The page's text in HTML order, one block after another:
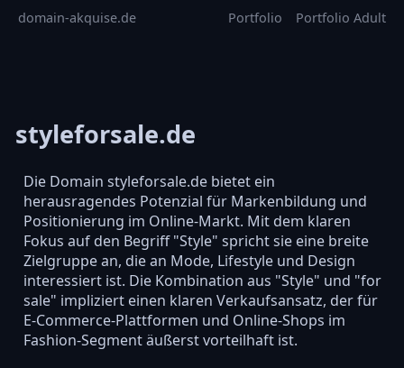
domain-akquise.de Portfolio Portfolio Adult
styleforsale.de
Die Domain styleforsale.de bietet ein
herausragendes Potenzial für Markenbildung und
Positionierung im Online-Markt. Mit dem klaren
Fokus auf den Begriff "Style" spricht sie eine breite
Zielgruppe an, die an Mode, Lifestyle und Design
interessiert ist. Die Kombination aus "Style" und "for
sale" impliziert einen klaren Verkaufsansatz, der für
E-Commerce-Plattformen und Online-Shops im
Fashion-Segment äußerst vorteilhaft ist.